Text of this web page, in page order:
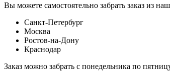
Вы можете самостоятельно забрать заказ из
Санкт-Петербург
Москва
Ростов-на-Дону
Краснодар
Заказ можно забрать с понедельника по